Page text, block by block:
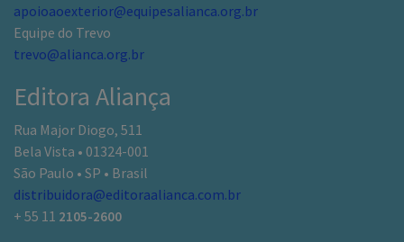
apoioaoexterior@equipesalianca.org.br
Equipe do Trevo
trevo@alianca.org.br
Editora Aliança
Rua Major Diogo, 511
Bela Vista • 01324-001
São Paulo • SP • Brasil
distribuidora@editoraalianca.com.br
+ 55 11 2105-2600